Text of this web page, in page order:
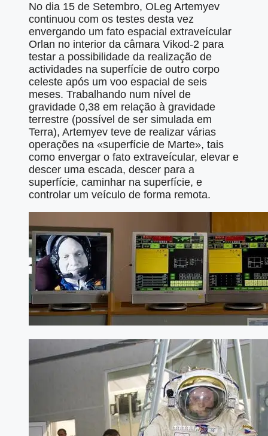
No dia 15 de Setembro, OLeg Artemyev
continuou com os testes desta vez
envergando um fato espacial extraveícular
Orlan no interior da câmara Vikod-2 para
testar a possibilidade da realização de
actividades na superfície de outro corpo
celeste após um voo espacial de seis
meses. Trabalhando num nível de
gravidade 0,38 em relação à gravidade
terrestre (possível de ser simulada em
Terra), Artemyev teve de realizar várias
operações na «superfície de Marte», tais
como envergar o fato extraveícular, elevar e
descer uma escada, descer para a
superfície, caminhar na superfície, e
controlar um veículo de forma remota.